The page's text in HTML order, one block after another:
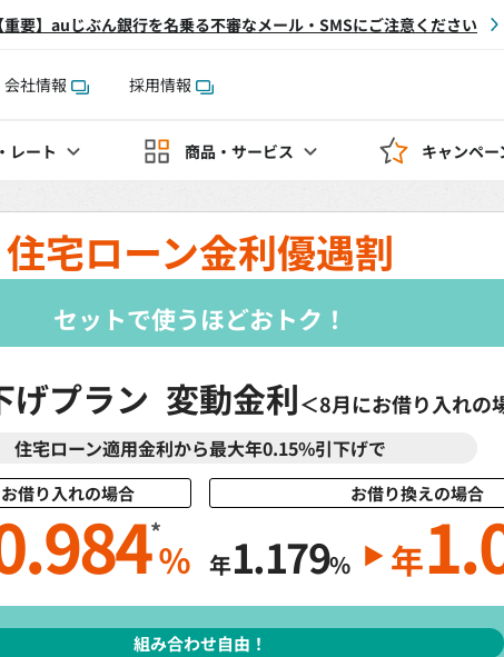
要】auじぶん銀行を名乗る不審なメール・SMSにご注意ください
会社情報 採用情報
レート 商品・サービス キャンペー
住宅ローン金利優遇割
セットで使うほどおトク！
げプラン 変動金利＜8月にお借り入れの
住宅ローン適用金利から最大年0.15%引下げで
借り入れの場合
*
％
お借り換えの場合
年1.179% ▲ 年
組み合わせ自由！